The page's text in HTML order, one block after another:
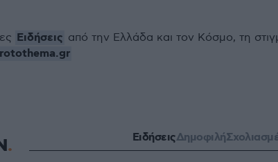
Ειδήσεις από την Ελλάδα και τον Κόσμο, τη
ΕιδήσειςΔημοφιλή